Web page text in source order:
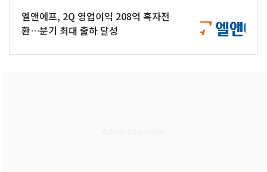
엘앤에프, 2Q 영업이익 208억 흑자전
환…분기 최대 출하 달성